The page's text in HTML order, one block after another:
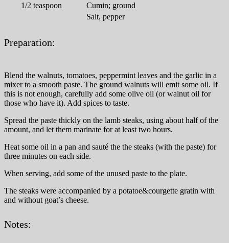
1/2 teaspoon
Cumin; ground
Salt, pepper
Preparation:
Blend the walnuts, tomatoes, peppermint leaves and the garlic in a
mixer to a smooth paste. The ground walnuts will emit some oil. If
this is not enough, carefully add some olive oil (or walnut oil for
those who have it). Add spices to taste.
Spread the paste thickly on the lamb steaks, using about half of the
amount, and let them marinate for at least two hours.
Heat some oil in a pan and sauté the the steaks (with the paste) for
three minutes on each side.
When serving, add some of the unused paste to the plate.
The steaks were accompanied by a potatoe&courgette gratin with
and without goat’s cheese.
Notes: